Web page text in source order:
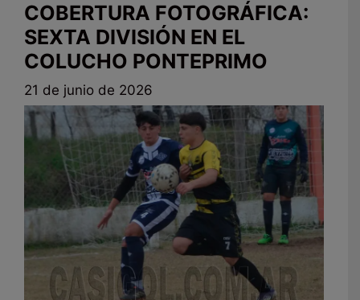
COBERTURA FOTOGRÁFICA:
SEXTA DIVISIÓN EN EL
COLUCHO PONTEPRIMO
21 de junio de 2026